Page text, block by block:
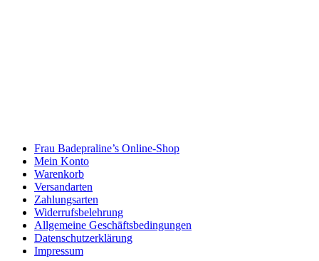
Frau Badepraline’s Online-Shop
Mein Konto
Warenkorb
Versandarten
Zahlungsarten
Widerrufsbelehrung
Allgemeine Geschäftsbedingungen
Datenschutzerklärung
Impressum